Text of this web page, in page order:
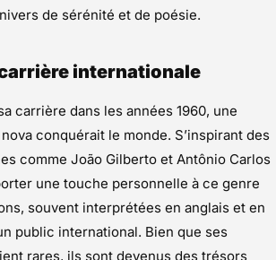
de sérénité et de poésie.
carrière internationale
carrière dans les années 1960, une
conquérait le monde. S’inspirant des
comme João Gilberto et Antônio Carlos
une touche personnelle à ce genre
souvent interprétées en anglais et en
public international. Bien que ses
rares, ils sont devenus des trésors